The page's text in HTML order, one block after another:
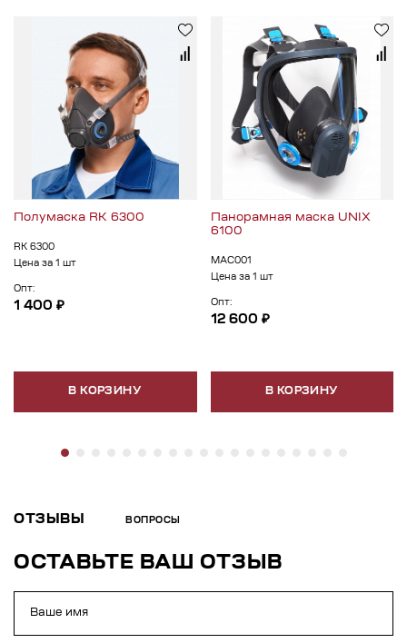
Полумаска RK 6300
RK 6300
Цена за 1 шт
Опт:
1 400 ₽
В КОРЗИНУ
Панорамная маска UNIX
6100
МАС001
Цена за 1 шт
Опт:
12 600 ₽
В КОРЗИНУ
ОТЗЫВЫ ВОПРОСЫ
ОСТАВЬТЕ ВАШ ОТЗЫВ